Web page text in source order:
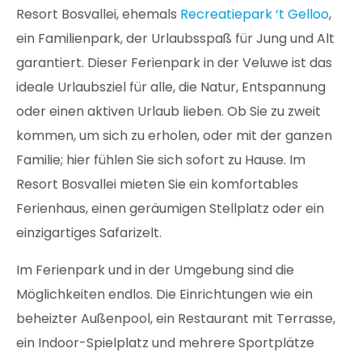
Resort Bosvallei, ehemals Recreatiepark ‘t Gelloo,
ein Familienpark, der Urlaubsspaß für Jung und Alt
garantiert. Dieser Ferienpark in der Veluwe ist das
ideale Urlaubsziel für alle, die Natur, Entspannung
oder einen aktiven Urlaub lieben. Ob Sie zu zweit
kommen, um sich zu erholen, oder mit der ganzen
Familie; hier fühlen Sie sich sofort zu Hause. Im
Resort Bosvallei mieten Sie ein komfortables
Ferienhaus, einen geräumigen Stellplatz oder ein
einzigartiges Safarizelt.
Im Ferienpark und in der Umgebung sind die
Möglichkeiten endlos. Die Einrichtungen wie ein
beheizter Außenpool, ein Restaurant mit Terrasse,
ein Indoor-Spielplatz und mehrere Sportplätze